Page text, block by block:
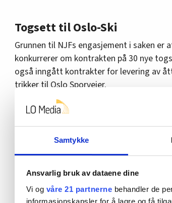
Samtykke
Ansvarlig bruk av dataene dine
Vi og våre 21 partnerne behandler de
informasjonskapsler for å lagre og få
Togsett til Oslo-Ski
Grunnen til NJFs engasjement i saken er
konkurrerer om kontrakten på 30 nye
også inngått kontrakter for levering av
trikker til Oslo Sporveier.
– Vi har ikke vært klar over CAFs
hvis samarbeidet med CAF eller noen
Næss.